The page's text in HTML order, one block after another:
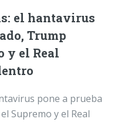
el hantavirus
Trump
y el Real
pone a prueba
Supremo y el Real